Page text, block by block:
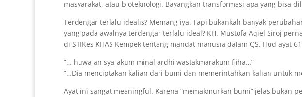
masyarakat, atau bioteknologi. Bayangkan transformasi apa yang bisa
Terdengar terlalu idealis? Memang iya. Tapi bukankah banyak
yang pada awalnya terdengar terlalu ideal? KH. Mustofa Aqiel Siroj
di STIKes KHAS Kempek tentang mandat manusia dalam QS. Hud ayat
”… huwa an sya-akum minal ardhi wastakmarakum fiiha…”
”…Dia menciptakan kalian dari bumi dan memerintahkan kalian untuk
Ayat ini sangat meaningful. Karena “memakmurkan bumi” jelas bukan